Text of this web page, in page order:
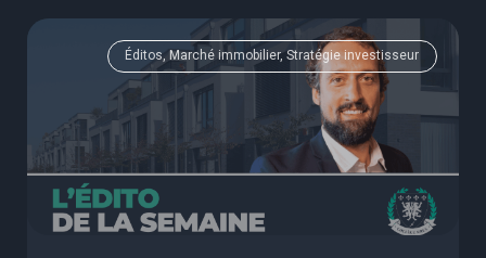
Éditos, Marché immobilier, Stratégie investisseur